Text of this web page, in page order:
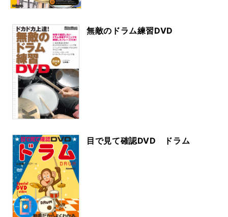
無敵のドラム練習DVD
目で見て確認DVD ドラム